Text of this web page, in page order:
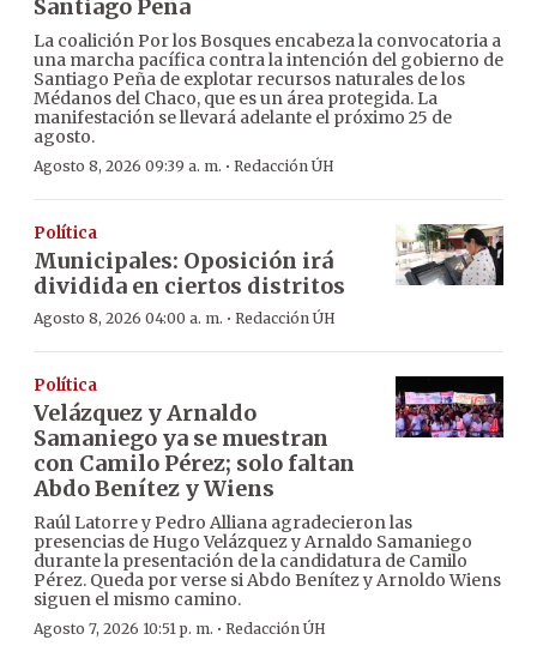
Santiago Peña
La coalición Por los Bosques encabeza la convocatoria a
una marcha pacífica contra la intención del gobierno de
Santiago Peña de explotar recursos naturales de los
Médanos del Chaco, que es un área protegida. La
manifestación se llevará adelante el próximo 25 de
agosto.
Agosto 8, 2026 09:39 a. m. · Redacción ÚH
Política
Municipales: Oposición irá
dividida en ciertos distritos
Agosto 8, 2026 04:00 a. m. · Redacción ÚH
Política
Velázquez y Arnaldo
Samaniego ya se muestran
con Camilo Pérez; solo faltan
Abdo Benítez y Wiens
Raúl Latorre y Pedro Alliana agradecieron las
presencias de Hugo Velázquez y Arnaldo Samaniego
durante la presentación de la candidatura de Camilo
Pérez. Queda por verse si Abdo Benítez y Arnoldo Wiens
siguen el mismo camino.
Agosto 7, 2026 10:51 p. m. · Redacción ÚH